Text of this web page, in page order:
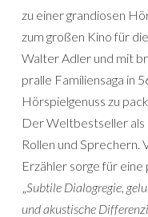
zu einer grandiosen
zum großen Kino für
Walter Adler und mit
pralle Familiensaga in
Hörspielgenuss zu
Der Weltbestseller
Rollen und Sprechern.
Erzähler sorge für
„Subtile Dialogregie,
und akustische